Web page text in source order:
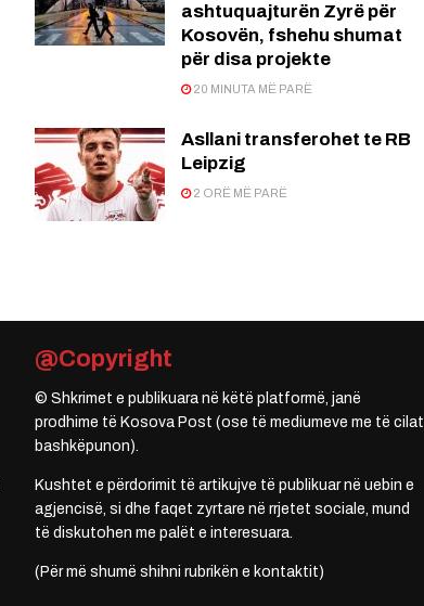
ashtuquajturën Zyrë për
Kosovën, fshehu shumat
për disa projekte
20 MINUTA MË PARË
Asllani transferohet te RB
Leipzig
2 ORË MË PARË
@Copyright
© Shkrimet e publikuara në këtë platformë, janë
prodhime të Kosova Post (ose të mediumeve me të cilat
bashkëpunon).
Kushtet e përdorimit të artikujve të publikuar në uebin e
agjencisë, si dhe faqet zyrtare në rrjetet sociale, mund
të diskutohen me palët e interesuara.
(Për më shumë shihni rubrikën e kontaktit)